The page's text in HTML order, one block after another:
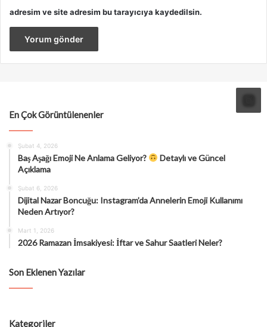
adresim ve site adresim bu tarayıcıya kaydedilsin.
En Çok Görüntülenenler
Şubat 4, 2026
Baş Aşağı Emoji Ne Anlama Geliyor?
Detaylı ve Güncel
Açıklama
Şubat 6, 2026
Dijital Nazar Boncuğu: Instagram’da Annelerin Emoji Kullanımı
Neden Artıyor?
Mart 1, 2026
2026 Ramazan İmsakiyesi: İftar ve Sahur Saatleri Neler?
Son Eklenen Yazılar
Kategoriler